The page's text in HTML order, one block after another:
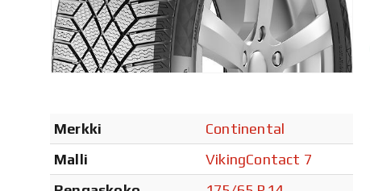
Merkki
Continental
Malli
VikingContact 7